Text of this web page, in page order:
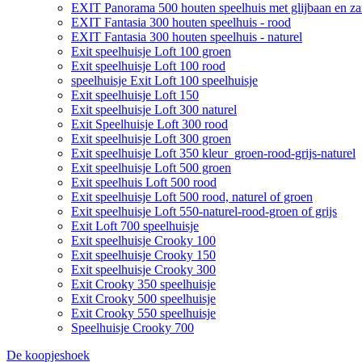
EXIT Panorama 500 houten speelhuis met glijbaan en
EXIT Fantasia 300 houten speelhuis - rood
EXIT Fantasia 300 houten speelhuis - naturel
Exit speelhuisje Loft 100 groen
Exit speelhuisje Loft 100 rood
speelhuisje Exit Loft 100 speelhuisje
Exit speelhuisje Loft 150
Exit speelhuisje Loft 300 naturel
Exit Speelhuisje Loft 300 rood
Exit speelhuisje Loft 300 groen
Exit speelhuisje Loft 350 kleur_groen-rood-grijs-naturel
Exit speelhuisje Loft 500 groen
Exit speelhuis Loft 500 rood
Exit speelhuisje Loft 500 rood, naturel of groen
Exit speelhuisje Loft 550-naturel-rood-groen of grijs
Exit Loft 700 speelhuisje
Exit speelhuisje Crooky 100
Exit speelhuisje Crooky 150
Exit speelhuisje Crooky 300
Exit Crooky 350 speelhuisje
Exit Crooky 500 speelhuisje
Exit Crooky 550 speelhuisje
Speelhuisje Crooky 700
De koopjeshoek